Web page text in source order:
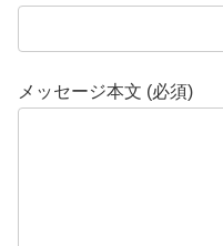
メッセージ本文 (必須)